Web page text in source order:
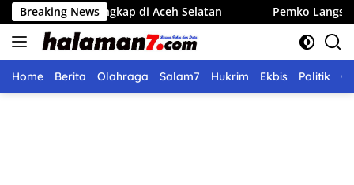
Langsung
ke
konten
Breaking Newsdi Aceh Selatan Pemko Langsa Gelar
Home Berita Olahraga Salam7 Hukrim Ekbis Politik